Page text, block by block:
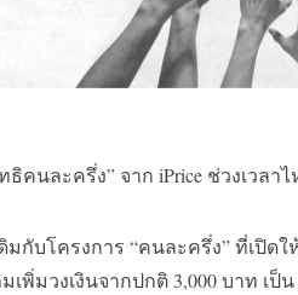
ธิคนละครึ่ง” จาก iPrice ช่วงเวล
มกับโครงการ “คนละครึ่ง” ที่เปิด
เพิ่มวงเงินจากปกติ 3,000 บาท เป็น